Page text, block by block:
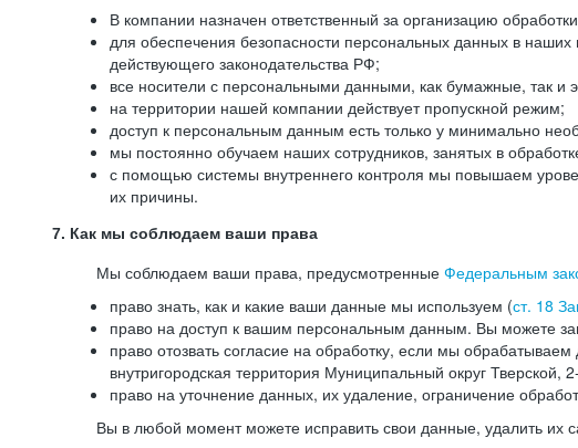
В компании назначен ответственный за организацию
для обеспечения безопасности персональных данных в
действующего законодательства РФ;
все носители с персональными данными, как бумажные, так
на территории нашей компании действует пропускной режим;
доступ к персональным данным есть только у минимально
мы постоянно обучаем наших сотрудников, занятых в
с помощью системы внутреннего контроля мы повышаем
их причины.
7. Как мы соблюдаем ваши права
Мы соблюдаем ваши права, предусмотренные Федеральным
право знать, как и какие ваши данные мы используем (ст. 18
право на доступ к вашим персональным данным. Вы можете
право отозвать согласие на обработку, если мы
внутригородская территория Муниципальный округ
право на уточнение данных, их удаление, ограничение
Вы в любой момент можете исправить свои данные, удалить их